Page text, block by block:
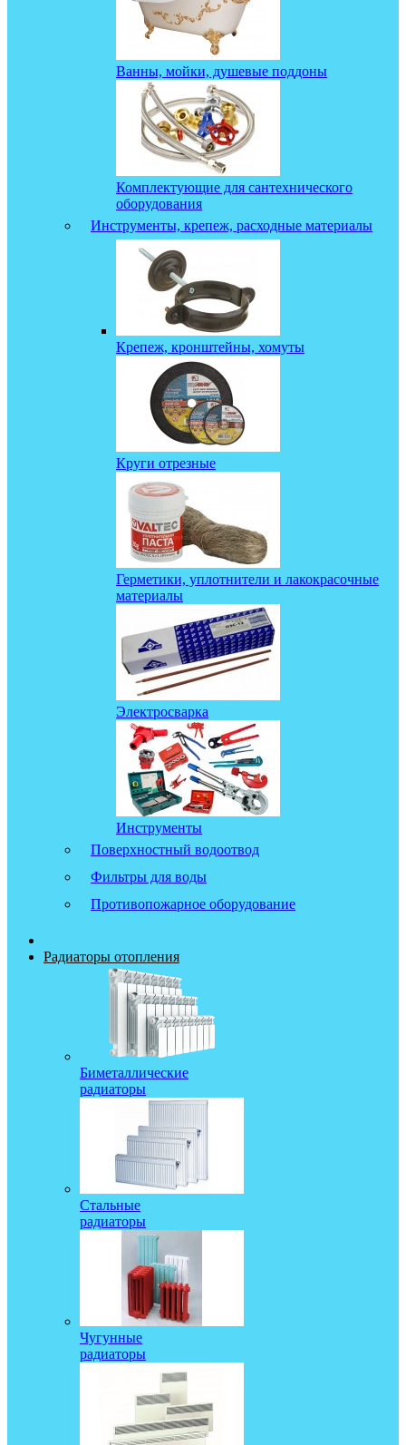
Ванны, мойки, душевые поддоны
Комплектующие для сантехнического
оборудования
Инструменты, крепеж, расходные материалы
Крепеж, кронштейны, хомуты
Круги отрезные
Герметики, уплотнители и лакокрасочные
материалы
Электросварка
Инструменты
Поверхностный водоотвод
Фильтры для воды
Противопожарное оборудование
Радиаторы отопления
Биметаллические
радиаторы
Стальные
радиаторы
Чугунные
радиаторы